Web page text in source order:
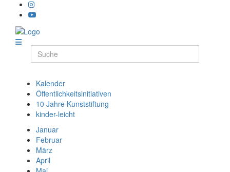
Kalender
Öffentlichkeitsinitiativen
10 Jahre Kunststiftung
kinder-leicht
Januar
Februar
März
April